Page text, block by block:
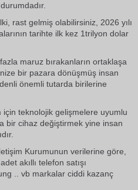
durumdadır.
rast gelmiş olabilirsiniz, 2026 yılı
tarihte ilk kez 1trilyon dolar
maruz bırakanların ortaklaşa
bir pazara dönüşmüş insan
önemli tutarda birilerine
için teknolojik gelişmelere uyumlu
bir cihaz değiştirmek yine insan
Kurumunun verilerine göre,
akıllı telefon satışı
.. vb markalar ciddi kazanç